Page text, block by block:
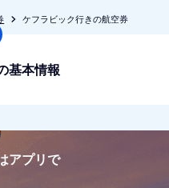
ケフラビック行きの航空券
基本情報
アプリで